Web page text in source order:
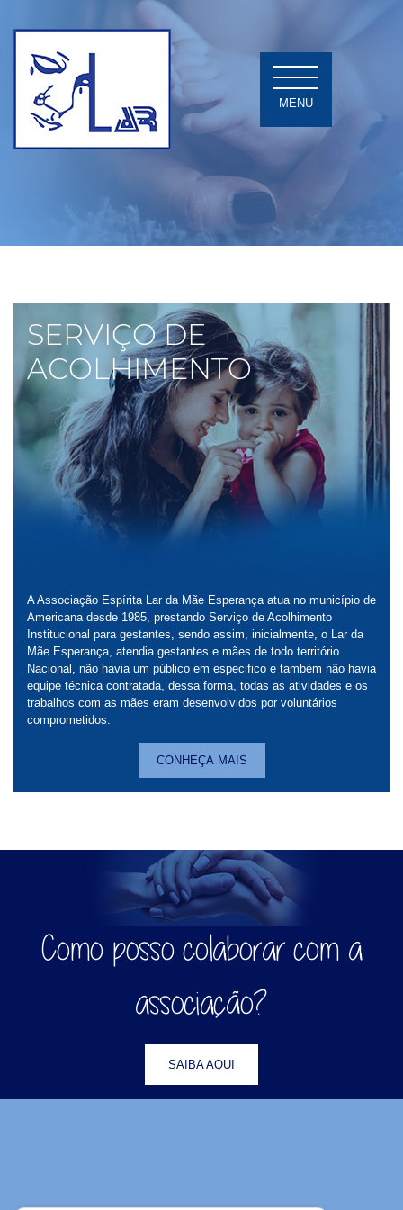
MENU
SERVIÇO DE
ACOLHIMENTO
A Associação Espírita Lar da Mãe Esperança atua no município de
Americana desde 1985, prestando Serviço de Acolhimento
Institucional para gestantes, sendo assim, inicialmente, o Lar da
Mãe Esperança, atendia gestantes e mães de todo território
Nacional, não havia um público em especifico e também não havia
equipe técnica contratada, dessa forma, todas as atividades e os
trabalhos com as mães eram desenvolvidos por voluntários
comprometidos.
CONHEÇA MAIS
Como posso colaborar com a
associação?
SAIBA AQUI